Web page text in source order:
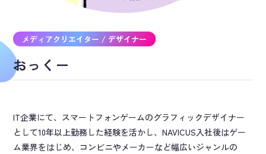
メディアクリエイター / デザイナー
おっくー
IT企業にて、スマートフォンゲームのグラフィックデザイナー
として10年以上勤務した経験を活かし、NAVICUS入社後はゲー
ム業界をはじめ、コンビニやメーカーなど幅広いジャンルの